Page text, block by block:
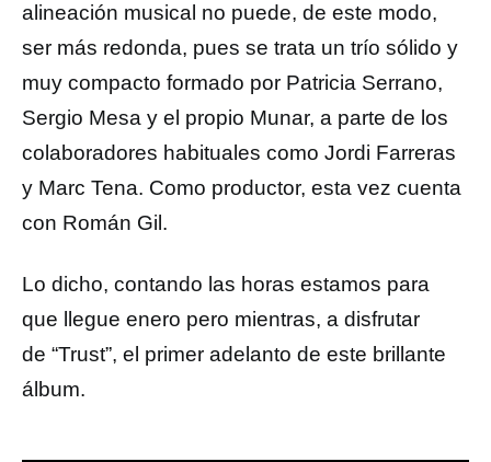
alineación musical no puede, de este modo,
ser más redonda, pues se trata un trío sólido y
muy compacto formado por Patricia Serrano,
Sergio Mesa y el propio Munar, a parte de los
colaboradores habituales como Jordi Farreras
y Marc Tena. Como productor, esta vez cuenta
con Román Gil.
Lo dicho, contando las horas estamos para
que llegue enero pero mientras, a disfrutar
de “Trust”, el primer adelanto de este brillante
álbum.